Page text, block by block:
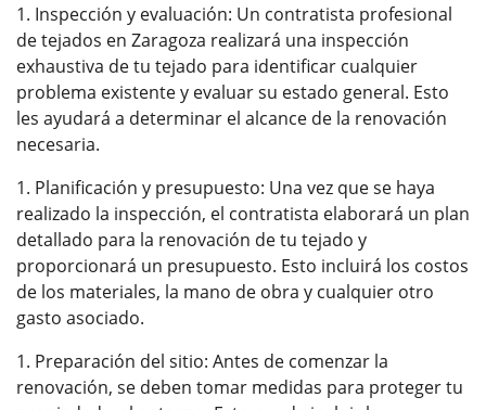
Inspección y evaluación: Un contratista profesional
de tejados en Zaragoza realizará una inspección
exhaustiva de tu tejado para identificar cualquier
problema existente y evaluar su estado general. Esto
les ayudará a determinar el alcance de la renovación
necesaria.
Planificación y presupuesto: Una vez que se haya
realizado la inspección, el contratista elaborará un plan
detallado para la renovación de tu tejado y
proporcionará un presupuesto. Esto incluirá los costos
de los materiales, la mano de obra y cualquier otro
gasto asociado.
Preparación del sitio: Antes de comenzar la
renovación, se deben tomar medidas para proteger tu